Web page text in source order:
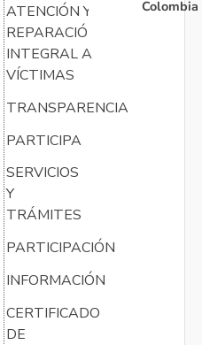
ATENCIÓN Y
REPARACIÓN
INTEGRAL A
VÍCTIMAS
TRANSPARENCIA
PARTICIPA
SERVICIOS
Y
TRÁMITES
PARTICIPACIÓN
INFORMACIÓN
CERTIFICADO
DE
Colombia